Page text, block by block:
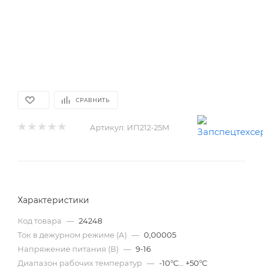
СРАВНИТЬ
Артикул: ИП212-25М
Характеристики
Код товара — 24248
Ток в дежурном режиме (А) — 0,00005
Напряжение питания (В) — 9-16
Диапазон рабочих температур — -10°C... +50°C